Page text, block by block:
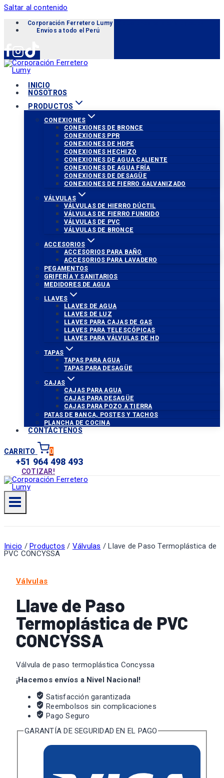
Saltar al contenido
Corporación Ferretero Lumy «Soluciones para tu proyecto»
Envíos a todo el Perú
INICIO
NOSOTROS
PRODUCTOS
CONEXIONES
CONEXIONES DE BRONCE
CONEXIONES PPR
CONEXIONES DE HDPE
CONEXIONES HECHIZO
CONEXIONES DE AGUA CALIENTE
CONEXIONES DE AGUA FRÍA
CONEXIONES DE DESAGÜE
CONEXIONES DE FIERRO GALVANIZADO
VÁLVULAS
VÁLVULAS DE HIERRO DÚCTIL
VÁLVULAS DE FIERRO FUNDIDO
VÁLVULAS DE PVC
VÁLVULAS DE BRONCE
ACCESORIOS
ACCESORIOS PARA BAÑO
ACCESORIOS PARA LAVADERO
PEGAMENTOS
GRIFERÍA Y SANITARIOS
MEDIDORES DE AGUA
LLAVES
LLAVES DE AGUA
LLAVES DE LUZ
LLAVES PARA CAJAS DE GAS
LLAVES PARA TELESCÓPICAS
LLAVES PARA VÁLVULAS DE HD
TAPAS
TAPAS PARA AGUA
TAPAS PARA DESAGÜE
CAJAS
CAJAS PARA AGUA
CAJAS PARA DESAGÜE
CAJAS PARA POZO A TIERRA
PATAS DE BANCA, POSTES Y TACHOS
PLANCHA DE COCINA
CONTÁCTENOS
CARRITO 0
+51 964 498 493
COTIZAR!
Inicio / Productos / Válvulas / Llave de Paso Termoplástica de
PVC CONCYSSA
Válvulas
Llave de Paso
Termoplástica de PVC
CONCYSSA
Válvula de paso termoplástica Concyssa
¡Hacemos envíos a Nivel Nacional!
Satisfacción garantizada
Reembolsos sin complicaciones
Pago Seguro
GARANTÍA DE SEGURIDAD EN EL PAGO